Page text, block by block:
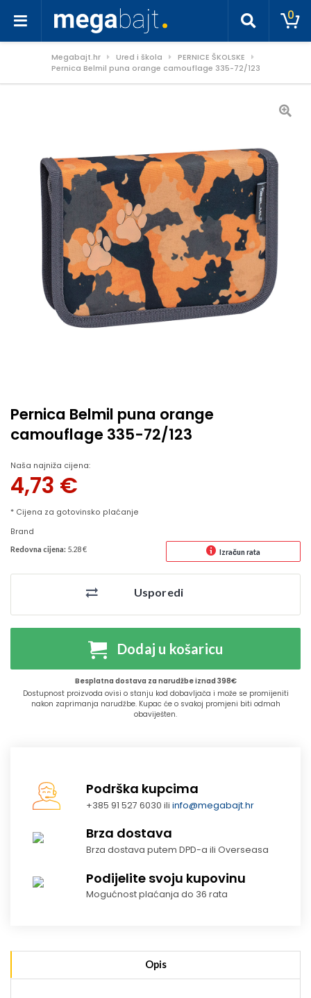
0
Megabajt.hr Ured i škola
PERNICE ŠKOLSKE
Pernica Belmil puna orange camouflage 335-72/123
Pernica Belmil puna orange
camouflage 335-72/123
Naša najniža cijena:
4,73 €
* Cijena za gotovinsko plaćanje
Brand
Redovna cijena: 5.28 € Izračun rata
Usporedi
Dodaj u košaricu
Besplatna dostava za narudžbe iznad 398€
Dostupnost proizvoda ovisi o stanju kod dobavljača i može se promijeniti
nakon zaprimanja narudžbe. Kupac će o svakoj promjeni biti odmah
obaviješten.
Podrška kupcima
+385 91 527 6030 iliinfo@megabajt.hr
Brza dostava
Brza dostava putem DPD-a ili Overseasa
Podijelite svoju kupovinu
Mogućnost plaćanja do 36 rata
Opis